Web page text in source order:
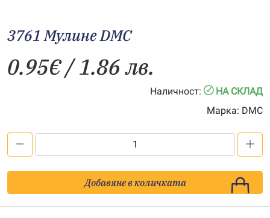
3761 Мулине DMC
0.95€/ 1.86 лв.
Наличност:
НА СКЛАД
Марка: DMC
Мулине
DMC
Добавяне в количката